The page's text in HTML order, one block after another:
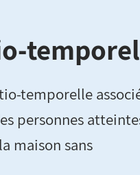
temporelle
personnes
maison sans